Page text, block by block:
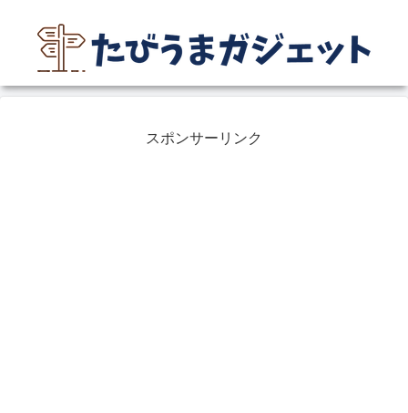
スポンサーリンク